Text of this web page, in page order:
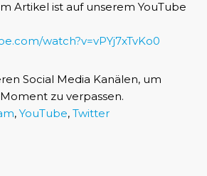
Artikel ist auf unserem YouTube
watch?v=vPYj7xTvKo0
Social Media Kanälen, um
zu verpassen.
, YouTube, Twitter